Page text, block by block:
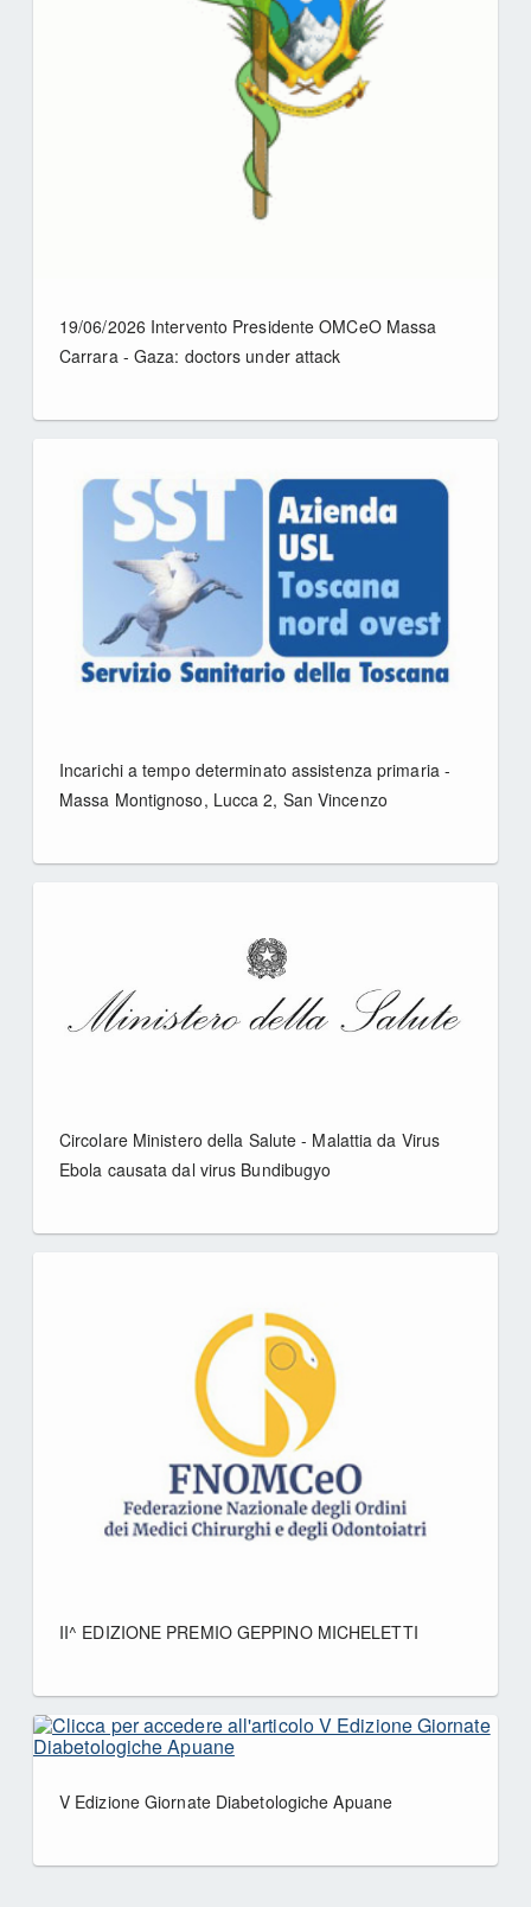
19/06/2026 Intervento Presidente OMCeO Massa
Carrara - Gaza: doctors under attack
Incarichi a tempo determinato assistenza primaria -
Massa Montignoso, Lucca 2, San Vincenzo
Circolare Ministero della Salute - Malattia da Virus
Ebola causata dal virus Bundibugyo
II^ EDIZIONE PREMIO GEPPINO MICHELETTI
V Edizione Giornate Diabetologiche Apuane